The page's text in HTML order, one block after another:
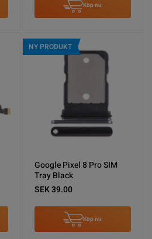
Köp nu
NY PRODUKT
Google Pixel 8 Pro SIM
Tray Black
SEK 39.00
Köp nu